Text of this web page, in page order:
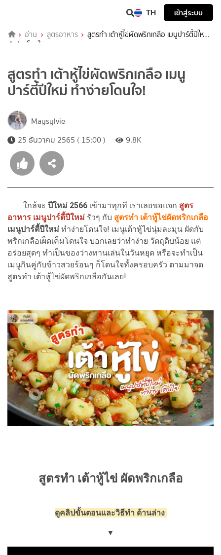
TH เข้าสู่ระบบ
อ่าน สูตรอาหาร
สูตรทำ เต้าหู้ไข่ผัดพริกเกลือ เมนูปาร์ตี้ปีใหม่
ทำง่ายโดนใจ!
สูตรทำ เต้าหู้ไข่ผัดพริกเกลือ เมนู
ปาร์ตี้ปีใหม่ ทำง่ายโดนใจ!
Maysylvie
25 ธันวาคม 2565 ( 15:00 )
9.8K
ใกล้จะ ปีใหม่ 2566 เข้ามาทุกที เราเลยขอแจก สูตร
อาหาร เมนูปาร์ตี้ปีใหม่ รัวๆ กับ สูตรทำ เต้าหู้ไข่ผัดพริกเกลือ
เมนูปาร์ตี้ปีใหม่ ทำง่ายโดนใจ! เมนูเต้าหู้ไข่นุ่มละมุน ผัดกับ
พริกเกลือเผ็ดเค็มโดนใจ บอกเลยว่าทำง่าย วัตถุดิบน้อย แต่
อร่อยสุดๆ ทำเป็นของว่างทานเล่นในวันหยุด หรือจะทำเป็น
เมนูกินคู่กับข้าวสวยร้อนๆ ก็โดนใจทั้งครอบครัว ตามมาจด
สูตรทำ เต้าหู้ไข่ผัดพริกเกลือกันเลย!
สูตรทำ เต้าหู้ไข่ ผัดพริกเกลือ
ดูคลิปขั้นตอนและวิธีทำ ด้านล่าง
▼